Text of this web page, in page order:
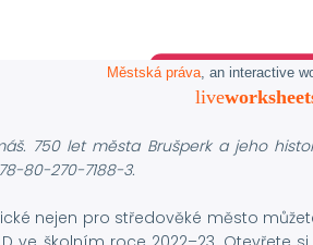
Městská práva, an interactive
live
750 let města Brušperk a jeho
80-270-7188-3.
nejen pro středověké město